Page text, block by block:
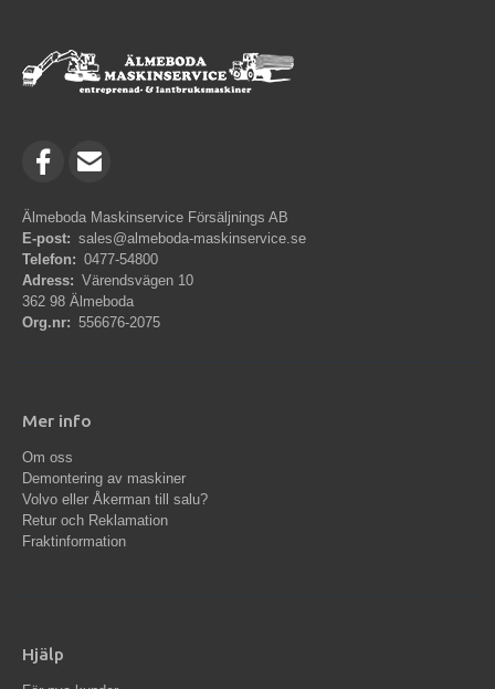
Älmeboda Maskinservice Försäljnings AB
E-post: sales@almeboda-maskinservice.se
Telefon: 0477-54800
Adress: Värendsvägen 10
362 98 Älmeboda
Org.nr: 556676-2075
Mer info
Om oss
Demontering av maskiner
Volvo eller Åkerman till salu?
Retur och Reklamation
Fraktinformation
Hjälp